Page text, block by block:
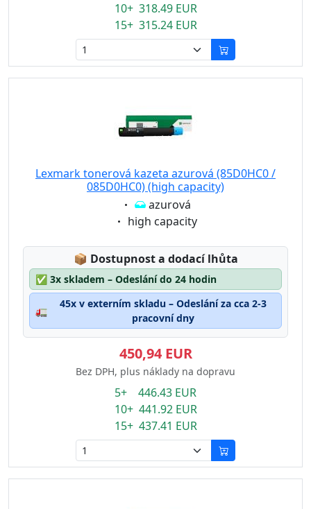
10+ 318.49 EUR
15+ 315.24 EUR
Lexmark tonerová kazeta azurová (85D0HC0 /
085D0HC0) (high capacity)
Eigenschaft:
azurová
Eigenschaft:
high capacity
📦 Lagerstatus:
Dostupnost a dodací lhůta
✅ 3x skladem – Odeslání do 24 hodin
🚛
45x v externím skladu – Odeslání za cca 2-3
pracovní dny
450,94 EUR
Bez DPH, plus náklady na dopravu
5+ 446.43 EUR
10+ 441.92 EUR
15+ 437.41 EUR